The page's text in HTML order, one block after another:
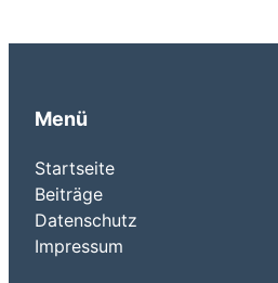
Menü
Startseite
Beiträge
Datenschutz
Impressum